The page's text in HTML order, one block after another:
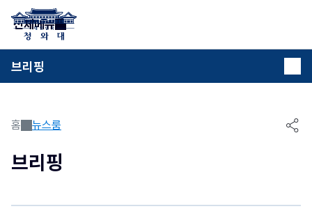
전체메뉴
브리핑
홈 뉴스룸
브리핑
공유